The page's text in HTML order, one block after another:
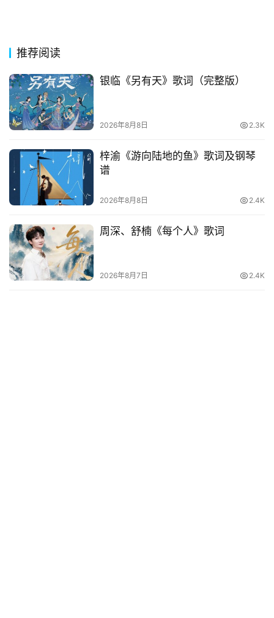
词
常
用
贺
词
网
络
电
影
台
词
登录 注册
推荐阅读
银临《另有天》歌词（完整版）
2026年8月8日 2.3K
梓渝《游向陆地的鱼》歌词及钢琴
谱
2026年8月8日 2.4K
周深、舒楠《每个人》歌词
2026年8月7日 2.4K